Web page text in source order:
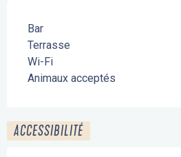
Bar
Terrasse
Wi-Fi
Animaux acceptés
ACCESSIBILITÉ